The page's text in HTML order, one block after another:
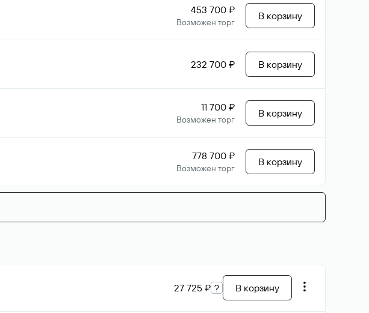
453 700 ₽
Возможен торг
В корзину
232 700 ₽ В корзину
11 700 ₽
Возможен торг
В корзину
778 700 ₽
Возможен торг
В корзину
27 725 ₽ ? В корзину